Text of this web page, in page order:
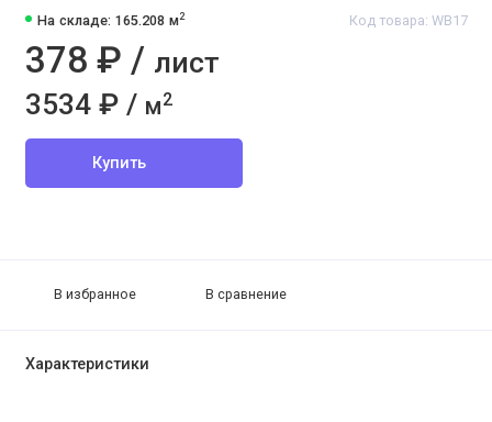
На складе: 165.208 м2 Код товара: WB17
378 ₽ / лист
3534 ₽ / м2
Купить
В избранное В сравнение
Характеристики